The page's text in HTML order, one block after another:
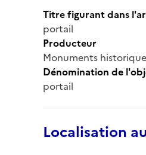
Titre figurant dans
portail
Producteur
Monuments
Dénomination de
portail
Localisation